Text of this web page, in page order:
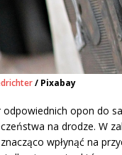
/ Pixabay
odpowiednich opon do
na drodze. W
wpłynąć na